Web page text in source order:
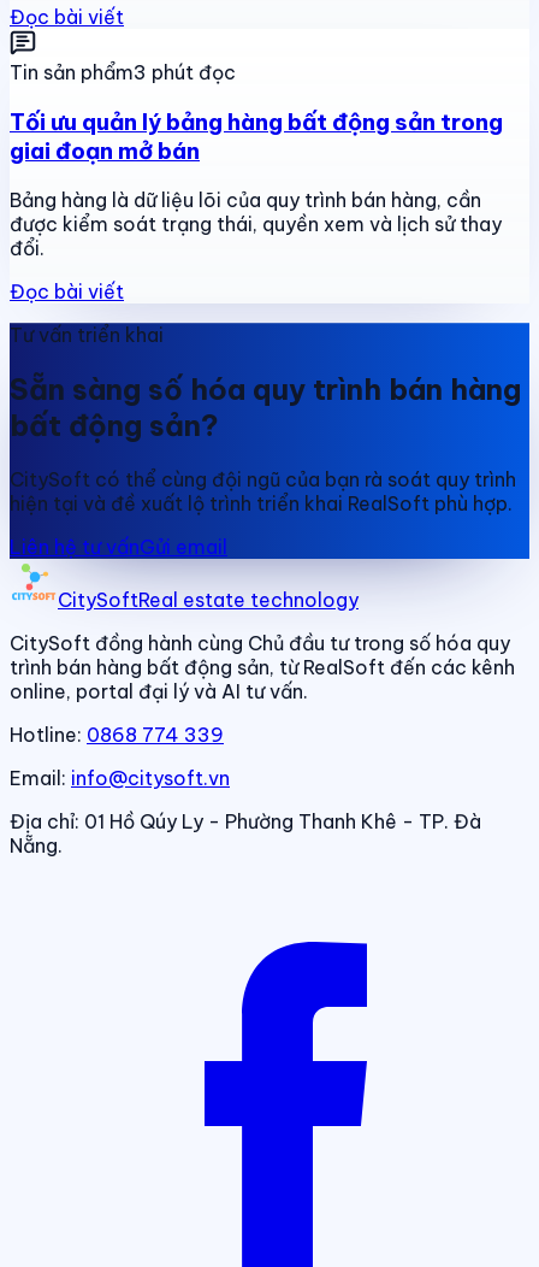
Đọc bài viết
Tin sản phẩm3 phút đọc
Tối ưu quản lý bảng hàng bất động sản trong
giai đoạn mở bán
Bảng hàng là dữ liệu lõi của quy trình bán hàng, cần
được kiểm soát trạng thái, quyền xem và lịch sử thay
đổi.
Đọc bài viết
Tư vấn triển khai
Sẵn sàng số hóa quy trình bán hàng
bất động sản?
CitySoft có thể cùng đội ngũ của bạn rà soát quy trình
hiện tại và đề xuất lộ trình triển khai RealSoft phù hợp.
Liên hệ tư vấnGửi email
CitySoftReal estate technology
CitySoft đồng hành cùng Chủ đầu tư trong số hóa quy
trình bán hàng bất động sản, từ RealSoft đến các kênh
online, portal đại lý và AI tư vấn.
Hotline: 0868 774 339
Email: info@citysoft.vn
Địa chỉ: 01 Hồ Qúy Ly - Phường Thanh Khê - TP. Đà
Nẵng.